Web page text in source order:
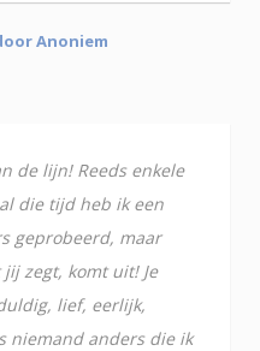
Anoniem
de lijn! Reeds enkele
die tijd heb ik een
geprobeerd, maar
zegt, komt uit! Je
lief, eerlijk,
niemand anders die ik